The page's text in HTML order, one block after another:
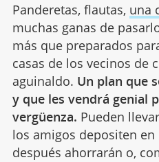
Panderetas, flautas, una
muchas ganas de
más que preparados
casas de los vecinos de
aguinaldo. Un plan que
y que les vendrá genial
vergüenza. Pueden
los amigos depositen
después ahorrarán o,